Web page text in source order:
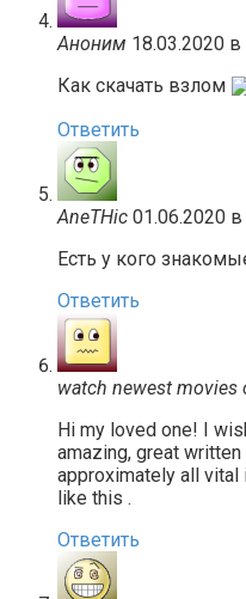
Аноним 18.03.2020 в
Как скачать взлом
Ответить
AneTHic 01.06.2020 в
Есть у кого
Ответить
watch newest movies
Hi my loved one! I
amazing, great written
approximately all vital
like this .
Ответить